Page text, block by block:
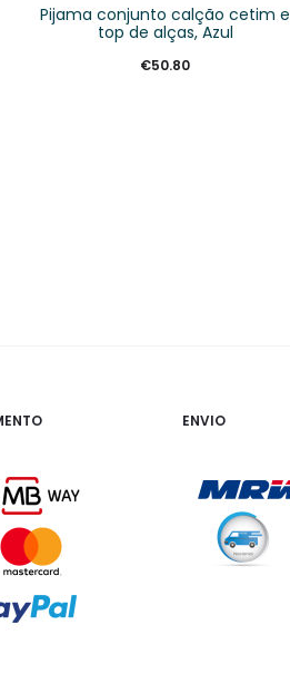
Pijama conjunto calção cetim e
top de alças, Azul
€50.80
ENVIO